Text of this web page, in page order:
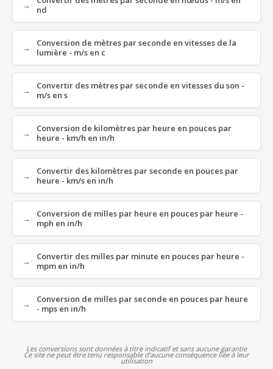
nd
Conversion de mètres par seconde en vitesses de la
lumière - m/s en c
Convertir des mètres par seconde en vitesses du son -
m/s en s
Conversion de kilomètres par heure en pouces par
heure - km/h en in/h
Convertir des kilomètres par seconde en pouces par
heure - km/s en in/h
Conversion de milles par heure en pouces par heure -
mph en in/h
Convertir des milles par minute en pouces par heure -
mpm en in/h
Conversion de milles par seconde en pouces par heure
- mps en in/h
Les conversions sont données à titre indicatif et sans aucune garantie
Ce site ne peut être tenu responsable d'aucune conséquence liée à leur
utilisation